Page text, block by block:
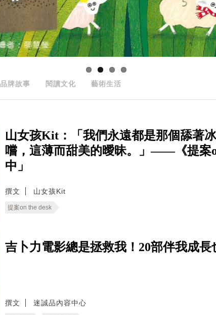
品牌故事 閱讀文化 藝術生活
山女孩Kit：「我們永遠都是那個舔著
嚐，這薄而甜美的曖昧。」——《提案
中」
撰文 山女孩Kit
提案on the desk
吉卜力電影總是拯救我！20部伴我成
撰文 迷誠品內容中心